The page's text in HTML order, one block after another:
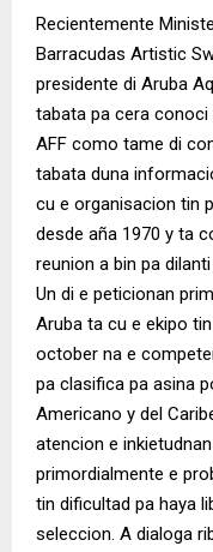
Recientemente
Barracudas Artistic
presidente di Aruba
tabata pa cera conoci
AFF como tame di
tabata duna
cu e organisacion tin
desde aña 1970 y ta
reunion a bin pa
Un di e peticionan
Aruba ta cu e ekipo
october na e
pa clasifica pa asina
Americano y del
atencion e
primordialmente e
tin dificultad pa haya
seleccion. A dialoga